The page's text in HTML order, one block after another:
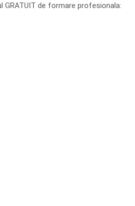
GRATUIT de formare profesionala: